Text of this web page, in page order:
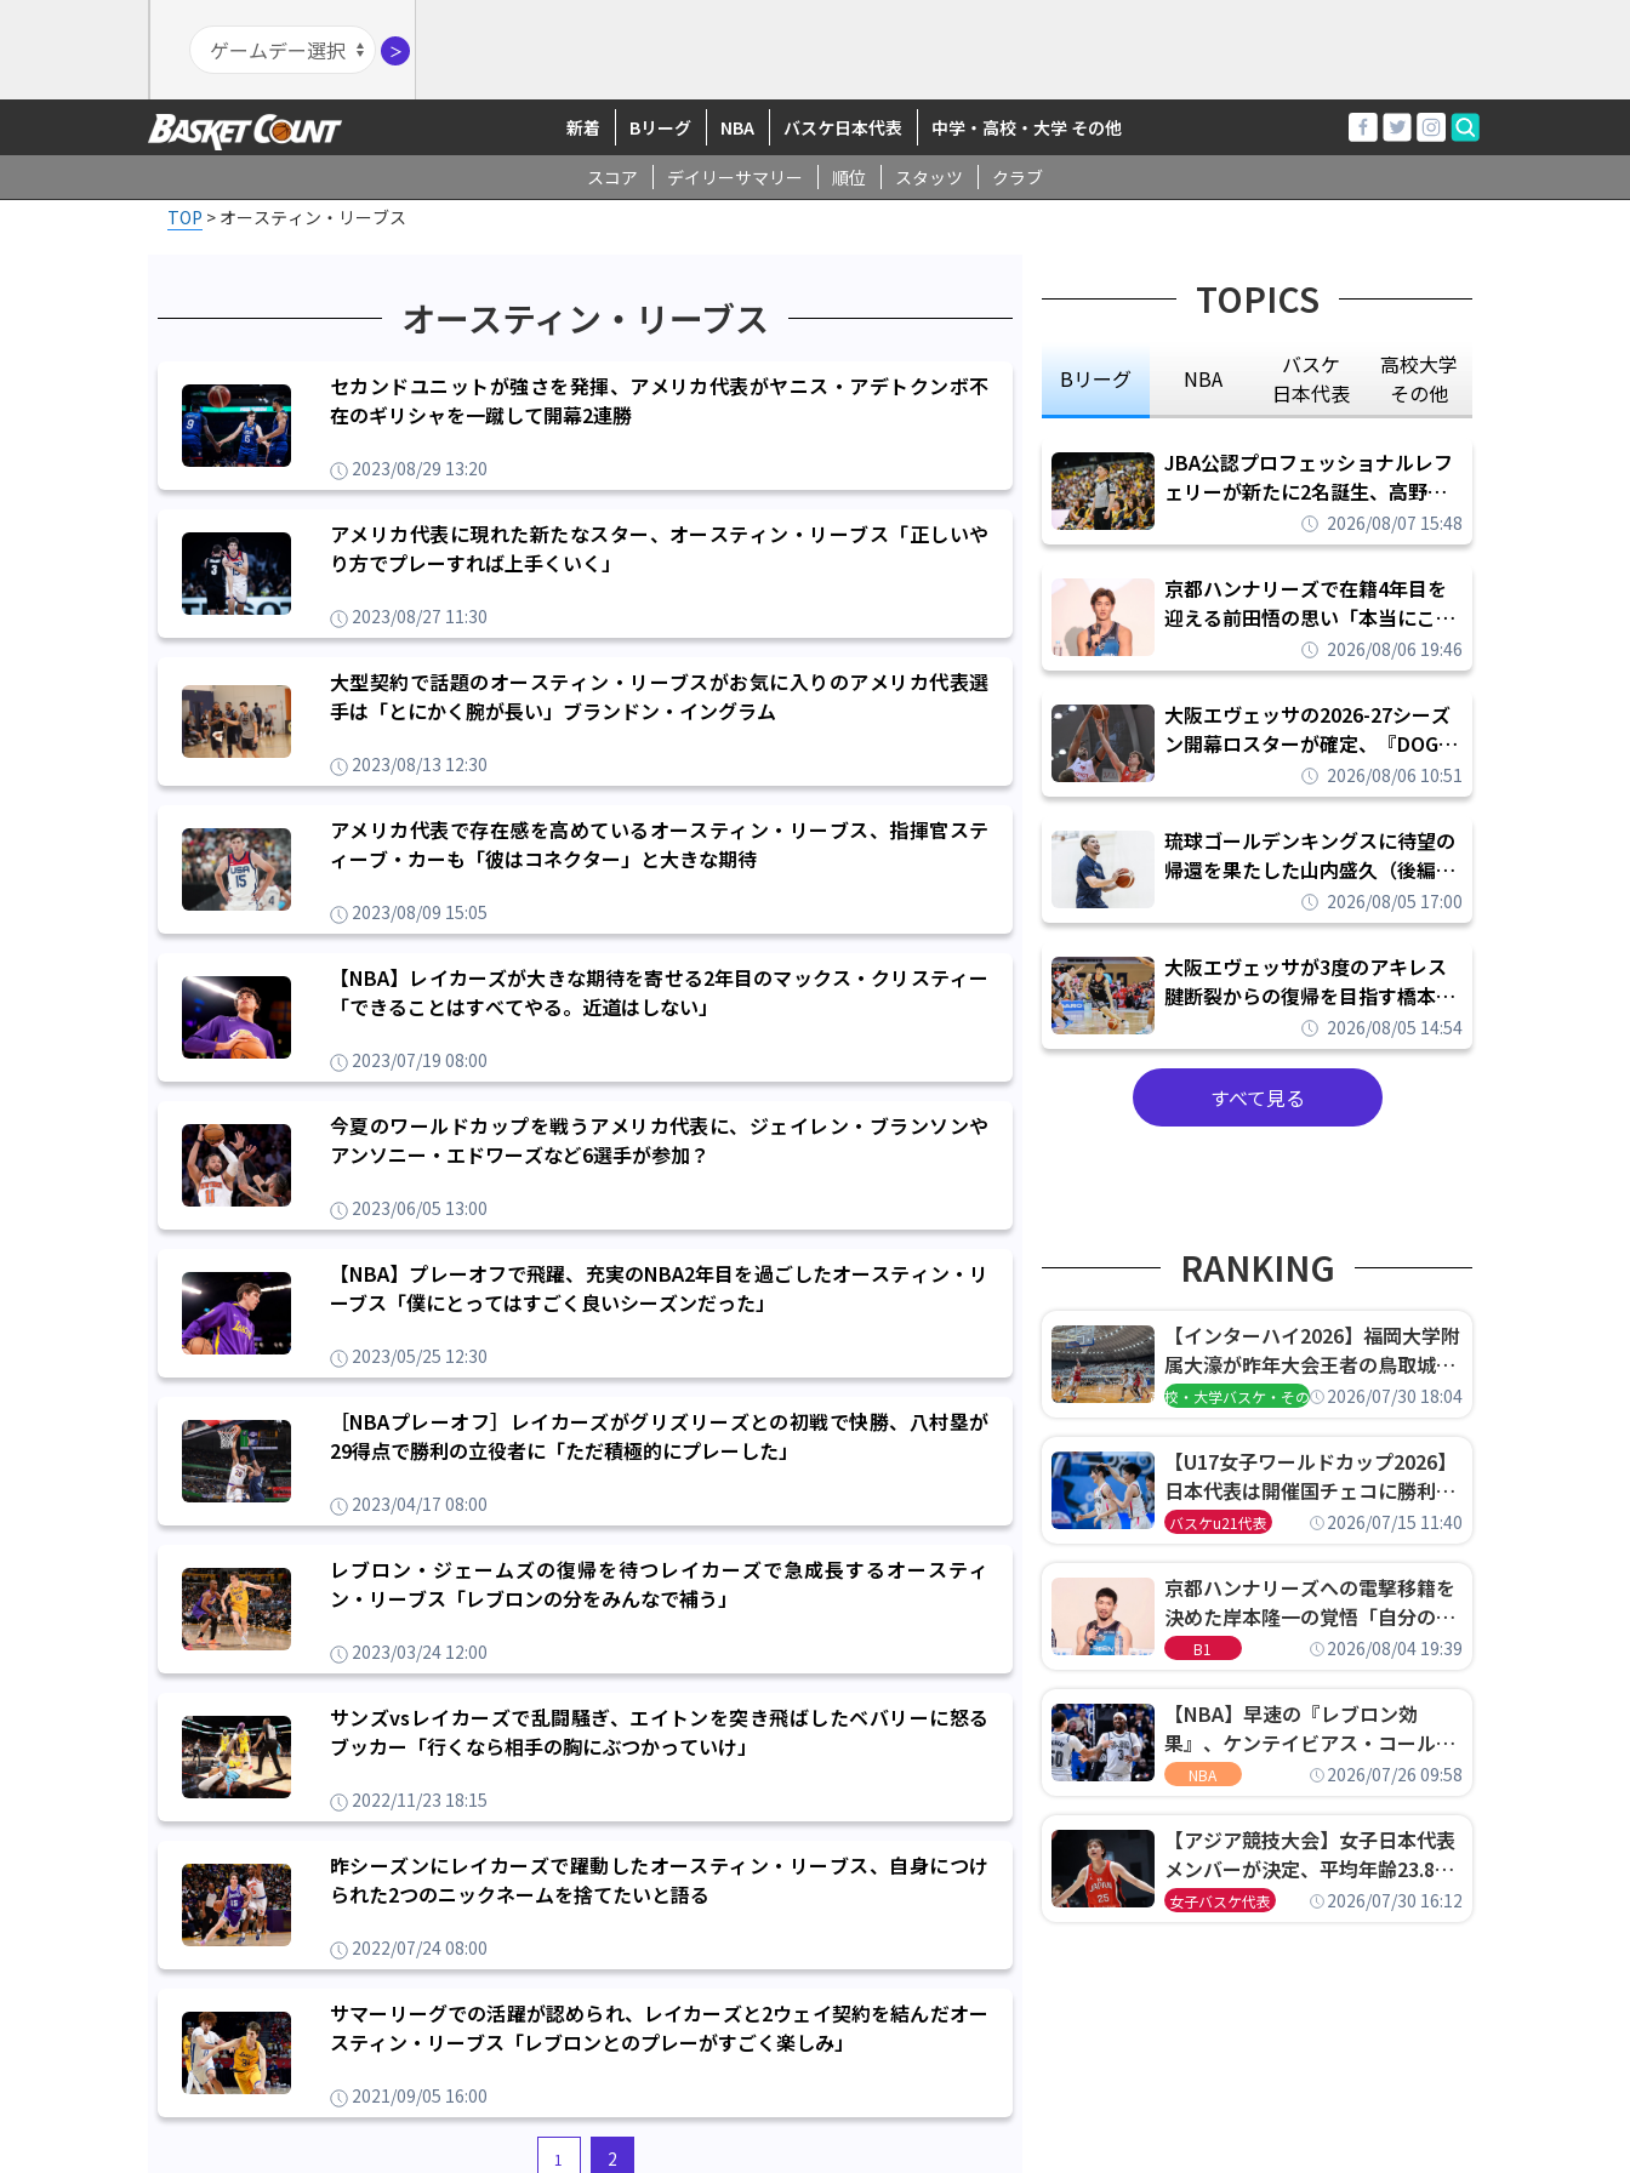
＞
新着 Bリーグ NBA バスケ日本代表 中学・高校・大学 その他
スコア デイリーサマリー 順位 スタッツ
クラブ
TOP > オースティン・リーブス
オースティン・リーブス
セカンドユニットが強さを発揮、アメリカ代表がヤニス・アデトクンボ不
在のギリシャを一蹴して開幕2連勝
2023/08/29 13:20
アメリカ代表に現れた新たなスター、オースティン・リーブス「正しいや
り方でプレーすれば上手くいく」
2023/08/27 11:30
大型契約で話題のオースティン・リーブスがお気に入りのアメリカ代表選
手は「とにかく腕が長い」ブランドン・イングラム
2023/08/13 12:30
アメリカ代表で存在感を高めているオースティン・リーブス、指揮官ステ
ィーブ・カーも「彼はコネクター」と大きな期待
2023/08/09 15:05
【NBA】レイカーズが大きな期待を寄せる2年目のマックス・クリスティー
「できることはすべてやる。近道はしない」
2023/07/19 08:00
今夏のワールドカップを戦うアメリカ代表に、ジェイレン・ブランソンや
アンソニー・エドワーズなど6選手が参加？
2023/06/05 13:00
【NBA】プレーオフで飛躍、充実のNBA2年目を過ごしたオースティン・リ
ーブス「僕にとってはすごく良いシーズンだった」
2023/05/25 12:30
［NBAプレーオフ］レイカーズがグリズリーズとの初戦で快勝、八村塁が
29得点で勝利の立役者に「ただ積極的にプレーした」
2023/04/17 08:00
レブロン・ジェームズの復帰を待つレイカーズで急成長するオースティ
ン・リーブス「レブロンの分をみんなで補う」
2023/03/24 12:00
サンズvsレイカーズで乱闘騒ぎ、エイトンを突き飛ばしたベバリーに怒る
ブッカー「行くなら相手の胸にぶつかっていけ」
2022/11/23 18:15
昨シーズンにレイカーズで躍動したオースティン・リーブス、自身につけ
られた2つのニックネームを捨てたいと語る
2022/07/24 08:00
サマーリーグでの活躍が認められ、レイカーズと2ウェイ契約を結んだオー
スティン・リーブス「レブロンとのプレーがすごく楽しみ」
2021/09/05 16:00
1 2
TOPICS
Bリーグ NBA
バスケ
日本代表
高校大学
その他
JBA公認プロフェッショナルレフ
ェリーが新たに2名誕生、高野晃
平は16年間続けた会社員生活に別
れを告げてプロ転向を決断
2026/08/07 15:48
京都ハンナリーズで在籍4年目を
迎える前田悟の思い「本当にこの
チームで勝ちたい、負けたまま舐
められたまま終わりたくない」
2026/08/06 19:46
大阪エヴェッサの2026-27シーズ
ン開幕ロスターが確定、『DOG
FIGHT』のチームカルチャーを推
し進めて結果を求めるシーズンへ
2026/08/06 10:51
琉球ゴールデンキングスに待望の
帰還を果たした山内盛久（後編）
「1人のウチナーンチュとしてみ
んなが誇りに思えるチームにして
いく」
2026/08/05 17:00
大阪エヴェッサが3度のアキレス
腱断裂からの復帰を目指す橋本拓
哉と契約を締結「もう一度コート
に立ちたい」
2026/08/05 14:54
すべて見る
RANKING
【インターハイ2026】福岡大学附
属大濠が昨年大会王者の鳥取城北
を撃破、大阪薫英女学院は岐阜女
高校・大学バスケ・その他2026/07/30 18:04
【U17女子ワールドカップ2026】
日本代表は開催国チェコに勝利し
て予選グループ3連勝で首位通
決定
バスケu21代表 2026/07/15 11:40
京都ハンナリーズへの電撃移籍を
決めた岸本隆一の覚悟「自分のエ
ゴというちっぽけなことのため
B1 2026/08/04 19:39
【NBA】早速の『レブロン効
果』、ケンテイビアス・コールド
ウェル・ポープがセブンティシク
NBA 2026/07/26 09:58
【アジア競技大会】女子日本代表
メンバーが決定、平均年齢23.8歳
のフレッシュなメンバーが日本開
女子バスケ代表 2026/07/30 16:12